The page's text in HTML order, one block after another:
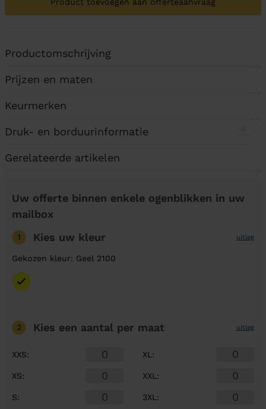
Productomschrijving
Prijzen en maten
Keurmerken
Druk- en borduurinformatie
Gerelateerde artikelen
Uw offerte binnen enkele ogenblikken in uw
mailbox
1 Kies uw kleur uitleg
Gekozen kleur: Geel 2100
2 Kies een aantal per maat uitleg
XXS:
XS:
S:
XL :
XXL :
3XL :